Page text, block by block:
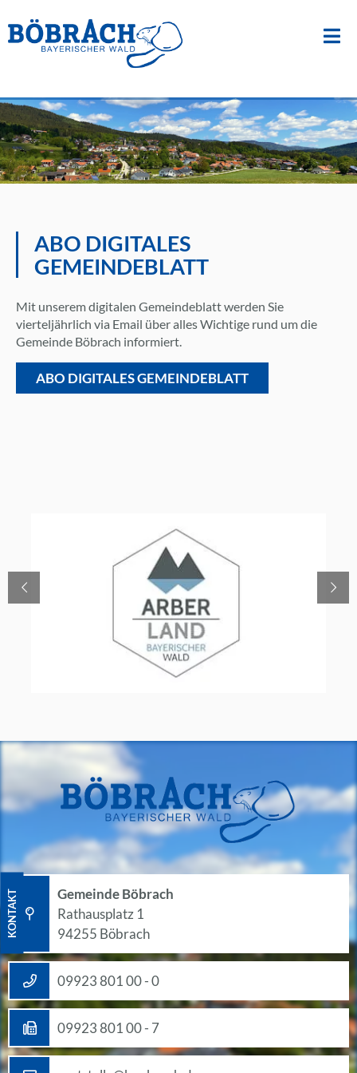
Inhalt
springen
Suche
nach:
ABO DIGITALES
GEMEINDEBLATT
Mit unserem digitalen Gemeindeblatt werden Sie
vierteljährlich via Email über alles Wichtige rund um die
Gemeinde Böbrach informiert.
ABO DIGITALES GEMEINDEBLATT
KONTAKT
Gemeinde Böbrach
Rathausplatz 1
94255 Böbrach
09923 801 00 - 0
09923 801 00 - 7